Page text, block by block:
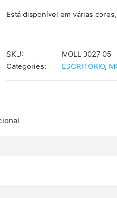
Está disponível em várias
SKU:
MOLL 0027 05
Categories:
ESCRITÓRIO,